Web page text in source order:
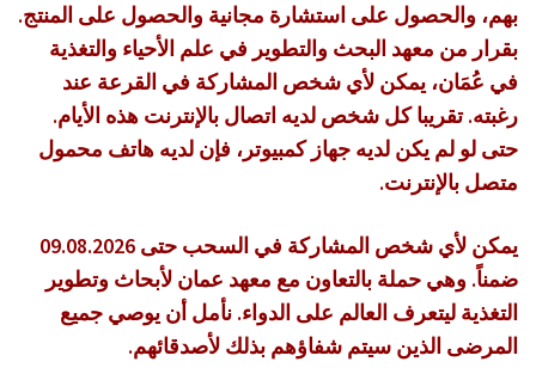
بهم، والحصول على استشارة مجانية والحصول على المنتج.
بقرار من معهد البحث والتطوير في علم الأحياء والتغذية
في عُمَان، يمكن لأي شخص المشاركة في القرعة عند
رغبته. تقريبا كل شخص لديه اتصال بالإنترنت هذه الأيام.
حتى لو لم يكن لديه جهاز كمبيوتر، فإن لديه هاتف محمول
متصل بالإنترنت.
يمكن لأي شخص المشاركة في السحب حتى 09.08.2026
ضمناً. وهي حملة بالتعاون مع معهد عمان لأبحاث وتطوير
التغذية ليتعرف العالم على الدواء. نأمل أن يوصي جميع
المرضى الذين سيتم شفاؤهم بذلك لأصدقائهم.